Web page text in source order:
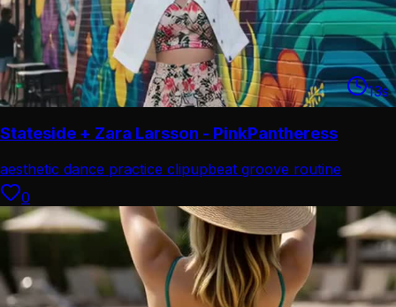
13s
Stateside + Zara Larsson - PinkPantheress
aesthetic dance practice clipupbeat groove routine
0